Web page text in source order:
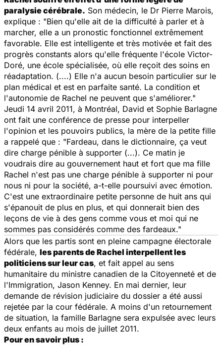
paralysie cérébrale. Son médecin, le Dr Pierre Marois,
explique : "Bien qu'elle ait de la difficulté à parler et à
marcher, elle a un pronostic fonctionnel extrêmement
favorable. Elle est intelligente et très motivée et fait des
progrès constants alors qu'elle fréquente l'école Victor-
Doré, une école spécialisée, où elle reçoit des soins en
réadaptation. (....) Elle n'a aucun besoin particulier sur le
plan médical et est en parfaite santé. La condition et
l'autonomie de Rachel ne peuvent que s'améliorer."
Jeudi 14 avril 2011, à Montréal, David et Sophie Barlagne
ont fait une conférence de presse pour interpeller
l'opinion et les pouvoirs publics, la mère de la petite fille
a rappelé que : "Fardeau, dans le dictionnaire, ça veut
dire charge pénible à supporter (...). Ce matin je
voudrais dire au gouvernement haut et fort que ma fille
Rachel n'est pas une charge pénible à supporter ni pour
nous ni pour la société, a-t-elle poursuivi avec émotion.
C'est une extraordinaire petite personne de huit ans qui
s'épanouit de plus en plus, et qui donnerait bien des
leçons de vie à des gens comme vous et moi qui ne
sommes pas considérés comme des fardeaux."
Alors que les partis sont en pleine campagne électorale
fédérale, les parents de Rachel interpellent les
politiciens sur leur cas, et fait appel au sens
humanitaire du ministre canadien de la Citoyenneté et de
l'Immigration, Jason Kenney. En mai dernier, leur
demande de révision judiciaire du dossier a été aussi
rejetée par la cour fédérale. A moins d'un retournement
de situation, la famille Barlagne sera expulsée avec leurs
deux enfants au mois de juillet 2011.
Pour en savoir plus :